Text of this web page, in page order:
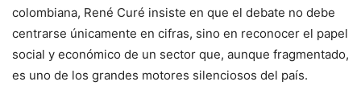
colombiana, René Curé insiste en que el debate no debe
centrarse únicamente en cifras, sino en reconocer el papel
social y económico de un sector que, aunque fragmentado,
es uno de los grandes motores silenciosos del país.